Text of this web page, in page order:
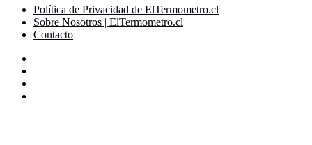
Política de Privacidad de ElTermometro.cl
Sobre Nosotros | ElTermometro.cl
Contacto